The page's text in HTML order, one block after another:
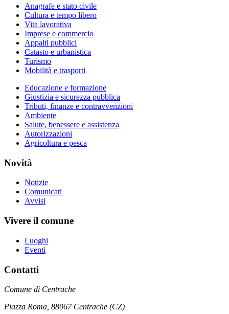
Anagrafe e stato civile
Cultura e tempo libero
Vita lavorativa
Imprese e commercio
Appalti pubblici
Catasto e urbanistica
Turismo
Mobilità e trasporti
Educazione e formazione
Giustizia e sicurezza pubblica
Tributi, finanze e contravvenzioni
Ambiente
Salute, benessere e assistenza
Autorizzazioni
Agricoltura e pesca
Novità
Notizie
Comunicati
Avvisi
Vivere il comune
Luoghi
Eventi
Contatti
Comune di Centrache
Piazza Roma, 88067 Centrache (CZ)